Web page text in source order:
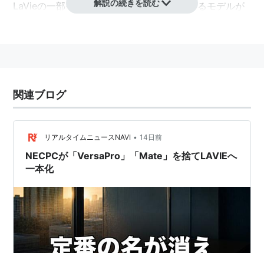
LaVieの一部モデルと同じ筐体を採用しているモデルが
解説の続きを読む
関連ブログ
リアルタイムニュースNAVI • 14日前
NECPCが「VersaPro」「Mate」を捨てLAVIEへ
一本化